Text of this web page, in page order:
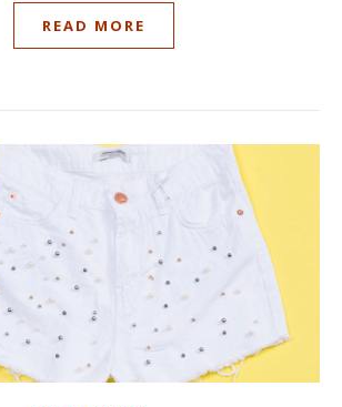
READ MORE